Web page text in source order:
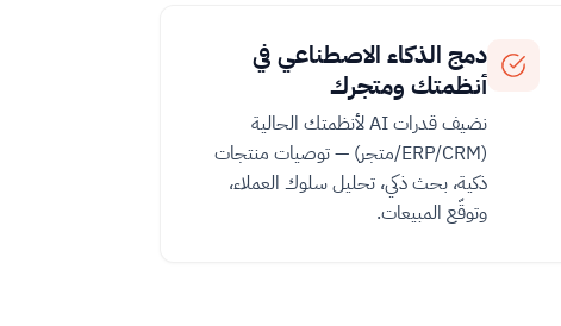
دمج الذكاء الاصطناعي في
أنظمتك ومتجرك
نضيف قدرات AI لأنظمتك الحالية
(ERP/CRM/متجر) — توصيات منتجات
ذكية، بحث ذكي، تحليل سلوك العملاء،
وتوقّع المبيعات.